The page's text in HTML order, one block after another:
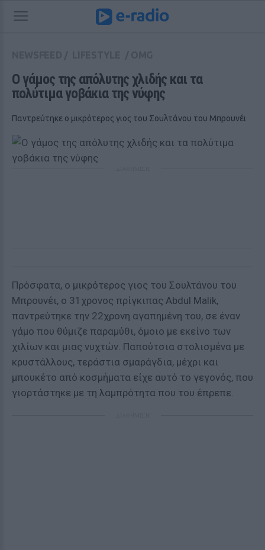
Ο γάμος της απόλυτης χλιδής και τα
πολύτιμα γοβάκια της νύφης
Παντρεύτηκε ο μικρότερος γιος του Σουλτάνου του Μπρουνέι
Πρόσφατα, ο μικρότερος γιος του Σουλτάνου του
Μπρουνέι, ο 31χρονος πρίγκιπας Abdul Malik,
παντρεύτηκε την 22χρονη αγαπημένη του, σε έναν
γάμο που θύμιζε παραμύθι, όμοιο με εκείνο των
χιλίων και μιας νυχτών. Παπούτσια στολισμένα με
κρυστάλλους, τεράστια σμαράγδια, μέχρι και
μπουκέτο από κοσμήματα είχε αυτό το γεγονός, που
γιορτάστηκε με τη λαμπρότητα που του έπρεπε.